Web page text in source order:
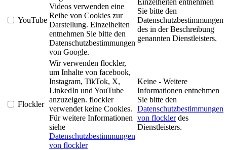
YouTube
Videos verwenden eine
Reihe von Cookies zur
Darstellung. Einzelheiten
entnehmen Sie bitte den
Datenschutzbestimmungen
von Google.
Einzelheiten entnehmen
Sie bitte den
Datenschutzbestimmungen
des in der Beschreibung
genannten Dienstleisters.
Flockler
Wir verwenden flockler,
um Inhalte von facebook,
Instagram, TikTok, X,
LinkedIn und YouTube
anzuzeigen. flockler
verwendet keine Cookies.
Für weitere Informationen
siehe
Datenschutzbestimmungen
von flockler
Keine - Weitere
Informationen entnehmen
Sie bitte den
Datenschutzbestimmungen
von flocklerdes
Dienstleisters.